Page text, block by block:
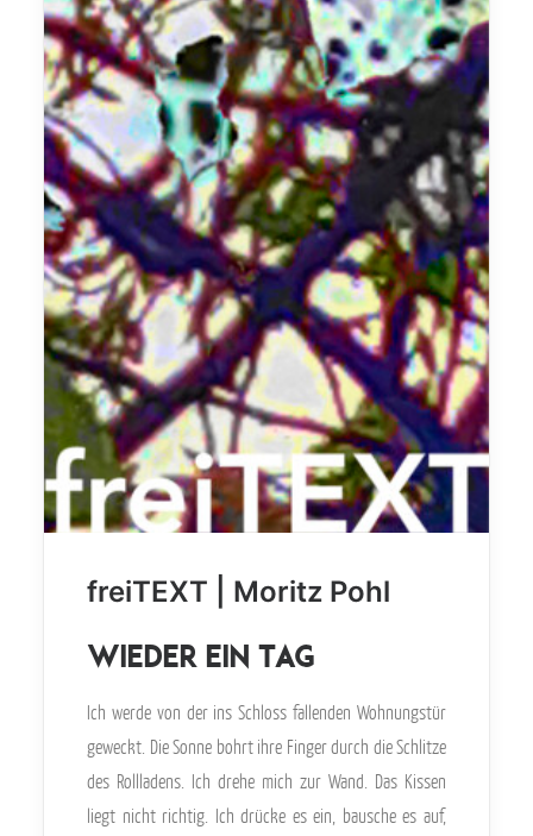
freiTEXT | Moritz Pohl
Wieder ein Tag
Ich werde von der ins Schloss fallenden Wohnungstür
geweckt. Die Sonne bohrt ihre Finger durch die Schlitze
des Rollladens. Ich drehe mich zur Wand. Das Kissen
liegt nicht richtig. Ich drücke es ein, bausche es auf,